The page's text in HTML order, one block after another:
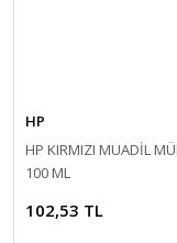
HP
HP KIRMIZI MUADİL
100 ML
102,53 TL